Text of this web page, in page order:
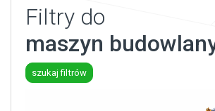
Filtry do
maszyn
szukaj filtrów